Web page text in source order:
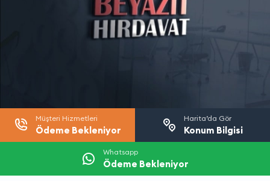
Müşteri Hizmetleri
Ödeme Bekleniyor
Harita’da Gör
Konum Bilgisi
Whatsapp
Ödeme Bekleniyor